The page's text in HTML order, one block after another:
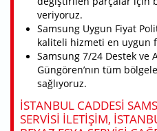
veriyoruz.
Samsung Uygun Fiyat
kaliteli hizmeti en uygun
Samsung 7/24 Destek ve
Güngören’nın tüm
sağlıyoruz.
İSTANBUL CADDESI
SERVISI ILETIŞIM,